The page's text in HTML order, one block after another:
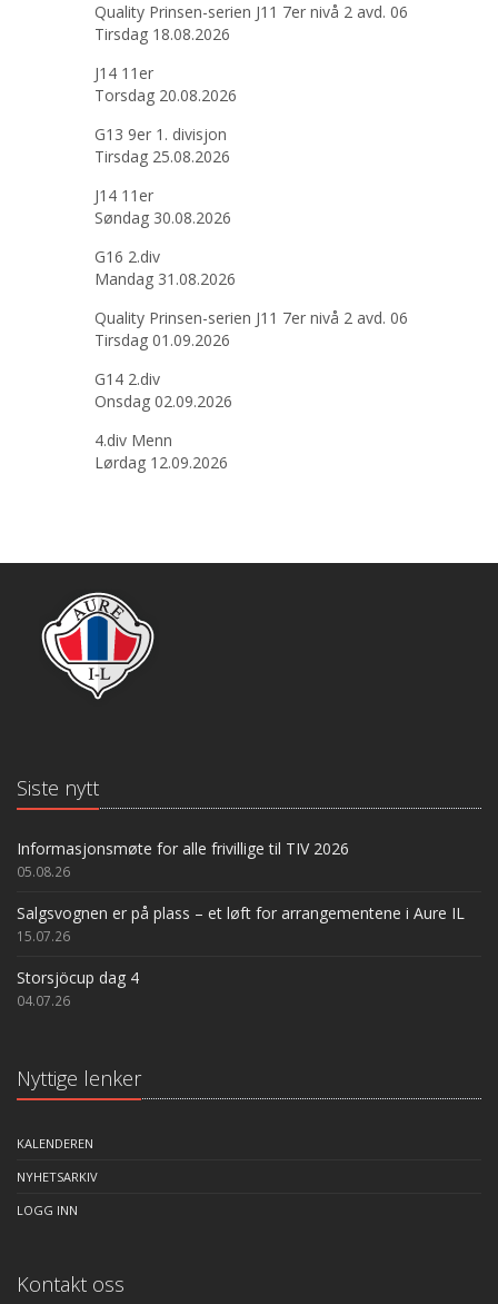
Quality Prinsen-serien J11 7er nivå 2 avd. 06
Tirsdag 18.08.2026
J14 11er
Torsdag 20.08.2026
G13 9er 1. divisjon
Tirsdag 25.08.2026
J14 11er
Søndag 30.08.2026
G16 2.div
Mandag 31.08.2026
Quality Prinsen-serien J11 7er nivå 2 avd. 06
Tirsdag 01.09.2026
G14 2.div
Onsdag 02.09.2026
4.div Menn
Lørdag 12.09.2026
Siste nytt
Informasjonsmøte for alle frivillige til TIV 2026
05.08.26
Salgsvognen er på plass – et løft for arrangementene i Aure IL
15.07.26
Storsjöcup dag 4
04.07.26
Nyttige lenker
KALENDEREN
NYHETSARKIV
LOGG INN
Kontakt oss